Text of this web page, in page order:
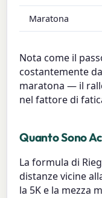
Maratona
Nota come il
costantemente
maratona — il
nel fattore di
Quanto Sono
La formula di
distanze vicine
la 5K e la mezza